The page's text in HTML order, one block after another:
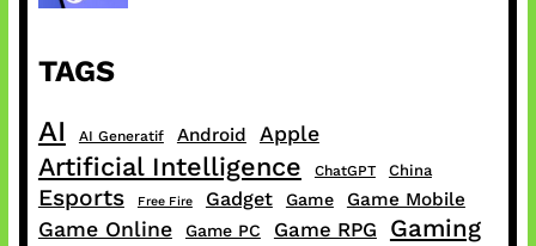
TAGS
AI AI Generatif Android Apple
Artificial Intelligence ChatGPT China
Esports Free Fire Gadget Game Game Mobile
Game Online Game PC Game RPG Gaming